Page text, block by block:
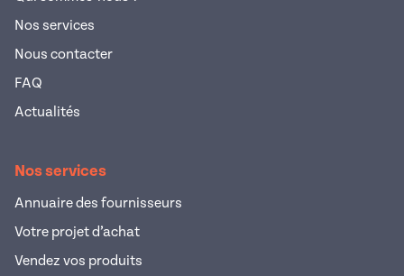
Nos services
Nous contacter
FAQ
Actualités
Nos services
Annuaire des fournisseurs
Votre projet d’achat
Vendez vos produits